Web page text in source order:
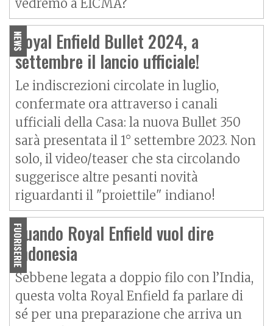
vedremo a EICMA?
NEWS
Royal Enfield Bullet 2024, a
settembre il lancio ufficiale!
Le indiscrezioni circolate in luglio,
confermate ora attraverso i canali
ufficiali della Casa: la nuova Bullet 350
sarà presentata il 1° settembre 2023. Non
solo, il video/teaser che sta circolando
suggerisce altre pesanti novità
riguardanti il "proiettile" indiano!
FUORISERIE
Quando Royal Enfield vuol dire
Indonesia
Sebbene legata a doppio filo con l’India,
questa volta Royal Enfield fa parlare di
sé per una preparazione che arriva un